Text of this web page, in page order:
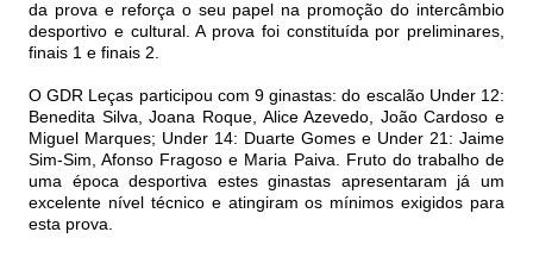
da prova e reforça o seu papel na promoção do intercâmbio
desportivo e cultural. A prova foi constituída por preliminares,
finais 1 e finais 2.
O GDR Leças participou com 9 ginastas: do escalão Under 12:
Benedita Silva, Joana Roque, Alice Azevedo, João Cardoso e
Miguel Marques; Under 14: Duarte Gomes e Under 21: Jaime
Sim-Sim, Afonso Fragoso e Maria Paiva. Fruto do trabalho de
uma época desportiva estes ginastas apresentaram já um
excelente nível técnico e atingiram os mínimos exigidos para
esta prova.